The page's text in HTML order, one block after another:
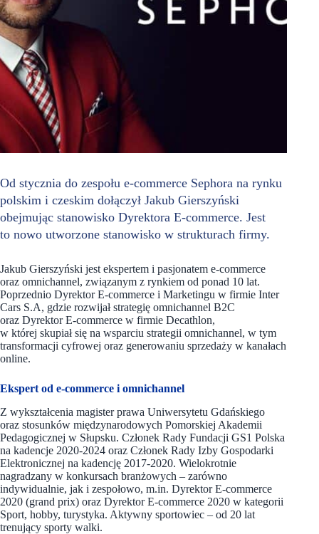
Od stycznia do zespołu e-commerce Sephora na rynku
polskim i czeskim dołączył Jakub Gierszyński
obejmując stanowisko Dyrektora E-commerce. Jest
to nowo utworzone stanowisko w strukturach firmy.
Jakub Gierszyński jest ekspertem i pasjonatem e-commerce
oraz omnichannel, związanym z rynkiem od ponad 10 lat.
Poprzednio Dyrektor E-commerce i Marketingu w firmie Inter
Cars S.A, gdzie rozwijał strategię omnichannel B2C
oraz Dyrektor E-commerce w firmie Decathlon,
w której skupiał się na wsparciu strategii omnichannel, w tym
transformacji cyfrowej oraz generowaniu sprzedaży w kanałach
online.
Ekspert od e-commerce i omnichannel
Z wykształcenia magister prawa Uniwersytetu Gdańskiego
oraz stosunków międzynarodowych Pomorskiej Akademii
Pedagogicznej w Słupsku. Członek Rady Fundacji GS1 Polska
na kadencje 2020-2024 oraz Członek Rady Izby Gospodarki
Elektronicznej na kadencję 2017-2020. Wielokrotnie
nagradzany w konkursach branżowych – zarówno
indywidualnie, jak i zespołowo, m.in. Dyrektor E-commerce
2020 (grand prix) oraz Dyrektor E-commerce 2020 w kategorii
Sport, hobby, turystyka. Aktywny sportowiec – od 20 lat
trenujący sporty walki.